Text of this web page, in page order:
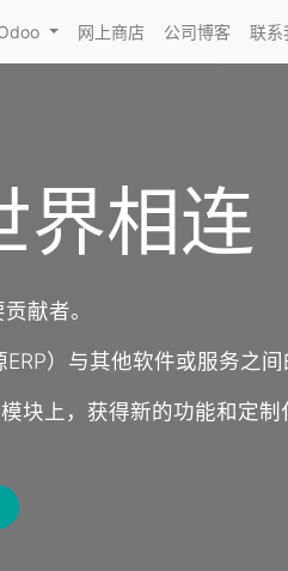
网上商店 公司博客 联系
界相连
献者。
）与其他软件或服务之间
块上，获得新的功能和定制